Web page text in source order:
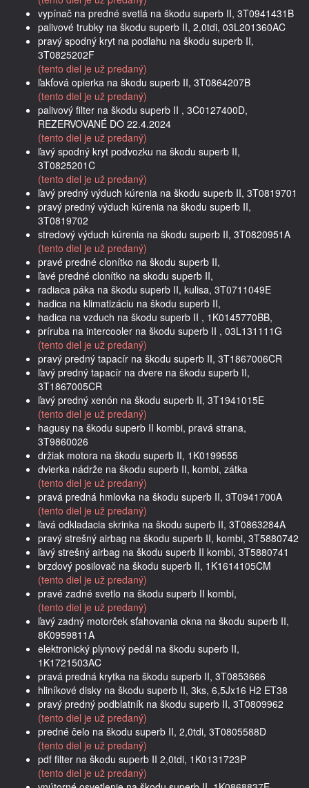
vypínač na predné svetlá na škodu superb II, 3T0941431B
palivové trubky na škodu superb II, 2,0tdi, 03L201360AC
pravý spodný kryt na podlahu na škodu superb II,
3T0825202F
(tento diel je už predaný)
ľakťová opierka na škodu superb II, 3T0864207B
(tento diel je už predaný)
palivový filter na škodu superb II , 3C0127400D,
REZERVOVANÉ DO 22.4.2024
(tento diel je už predaný)
ľavý spodný kryt podvozku na škodu superb II,
3T0825201C
(tento diel je už predaný)
ľavý predný výduch kúrenia na škodu superb II, 3T0819701
pravý predný výduch kúrenia na škodu superb II,
3T0819702
stredový výduch kúrenia na škodu superb II, 3T0820951A
(tento diel je už predaný)
pravé predné clonítko na škodu superb II,
ľavé predné clonítko na skodu superb II,
radiaca páka na škodu superb II, kulisa, 3T0711049E
hadica na klimatizáciu na škodu superb II,
hadica na vzduch na škodu superb II , 1K0145770BB,
príruba na intercooler na škodu superb II , 03L131111G
(tento diel je už predaný)
pravý predný tapacír na škodu superb II, 3T1867006CR
ľavý predný tapacír na dvere na škodu superb II,
3T1867005CR
ľavý predný xenón na škodu superb II, 3T1941015E
(tento diel je už predaný)
hagusy na škodu superb II kombi, pravá strana,
3T9860026
držiak motora na škodu superb II, 1K0199555
dvierka nádrže na škodu superb II, kombi, zátka
(tento diel je už predaný)
pravá predná hmlovka na škodu superb II, 3T0941700A
(tento diel je už predaný)
ľavá odkladacia skrinka na škodu superb II, 3T0863284A
pravý strešný airbag na škodu superb II, kombi, 3T5880742
ľavý strešný airbag na škodu superb II kombi, 3T5880741
brzdový posilovač na škodu superb II, 1K1614105CM
(tento diel je už predaný)
pravé zadné svetlo na škodu superb II kombi,
(tento diel je už predaný)
ľavý zadný motorček sťahovania okna na škodu superb II,
8K0959811A
elektronický plynový pedál na škodu superb II,
1K1721503AC
pravá predná krytka na škodu superb II, 3T0853666
hliníkové disky na škodu superb II, 3ks, 6,5Jx16 H2 ET38
pravý predný podblatník na škodu superb II, 3T0809962
(tento diel je už predaný)
predné čelo na škodu superb II, 2,0tdi, 3T0805588D
(tento diel je už predaný)
pdf filter na škodu superb II 2,0tdi, 1K0131723P
(tento diel je už predaný)